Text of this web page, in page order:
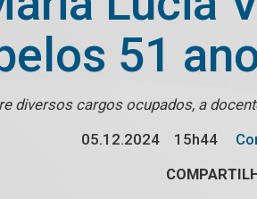
51
diversos cargos ocupados, a
05.12.2024
15h44